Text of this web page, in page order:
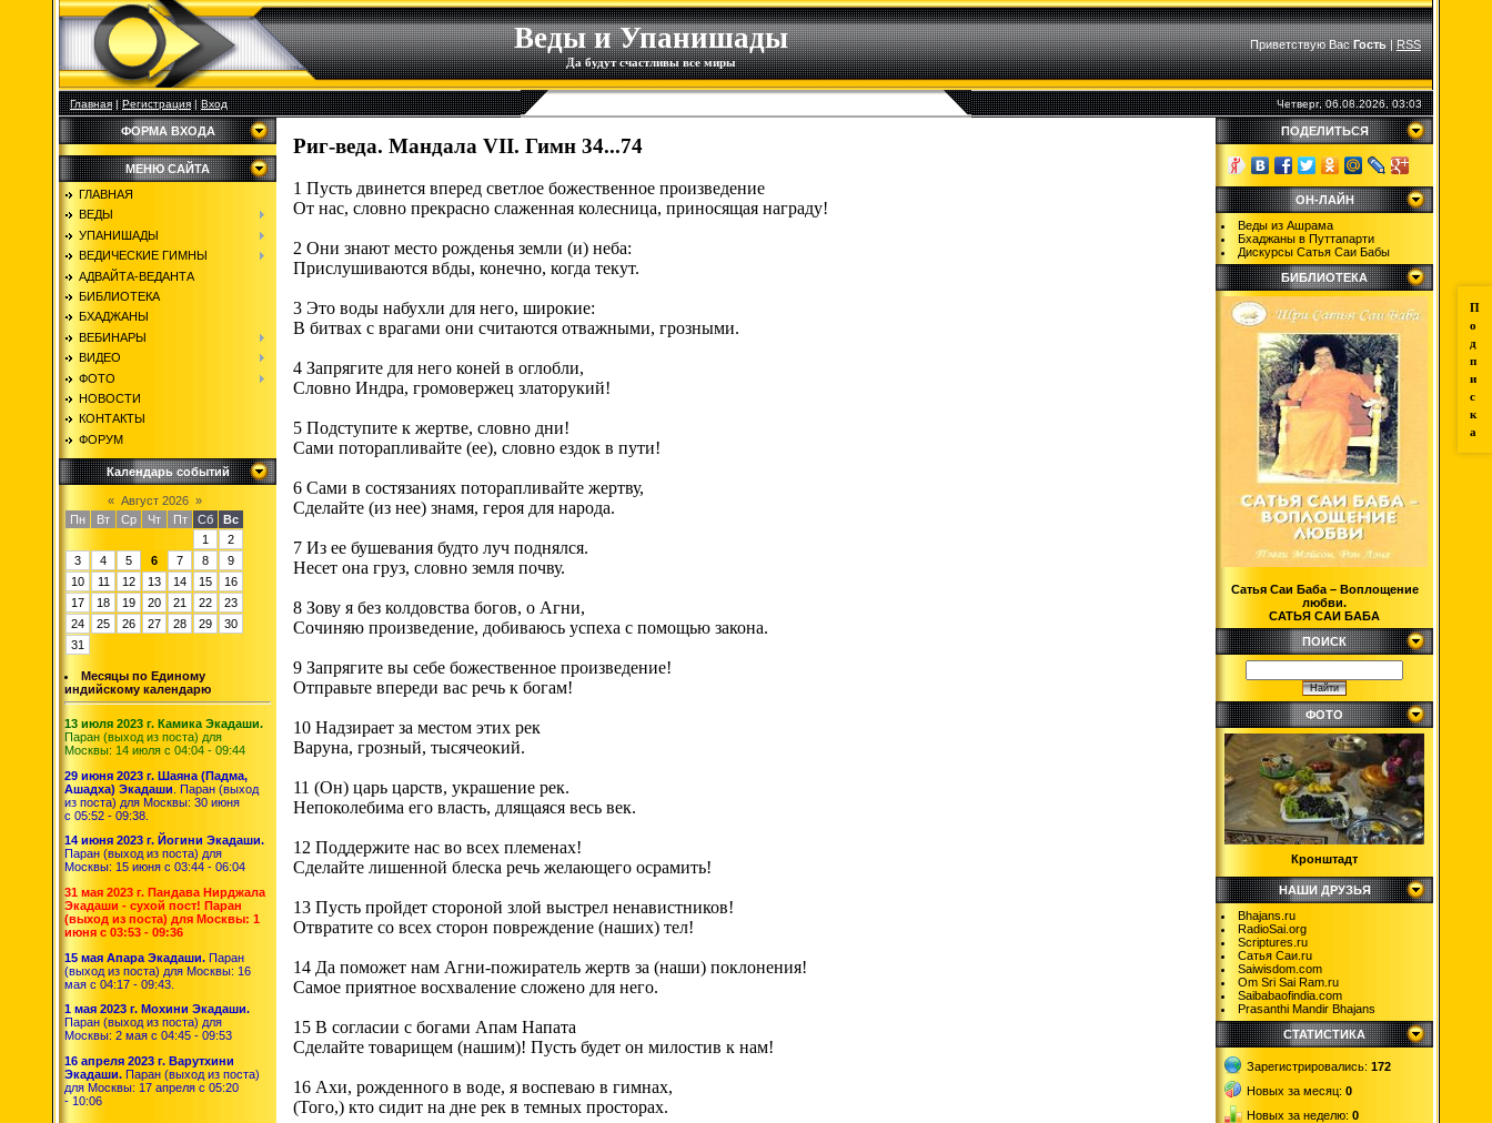
Веды и Упанишады
Да будут счастливы все миры
Приветствую Вас Гость|RSS
Главная|Регистрация|Вход Четверг, 06.08.2026, 03:03
П
о
д
п
и
с
к
а
ФОРМА ВХОДА
МЕНЮ САЙТА
ГЛАВНАЯ
ВЕДЫ
УПАНИШАДЫ
ВЕДИЧЕСКИЕ ГИМНЫ
АДВАЙТА-ВЕДАНТА
БИБЛИОТЕКА
БХАДЖАНЫ
ВЕБИНАРЫ
ВИДЕО
ФОТО
НОВОСТИ
КОНТАКТЫ
ФОРУМ
Календарь событий
« Август 2026 »
Пн
Вт Ср Чт Пт Сб
Вс
1
2
3
4 5 6 7 8
9
10
11 12 13 14 15
16
17
18 19 20 21 22
23
24
25 26 27 28 29
30
31
Месяцы по Единому
индийскому календарю
13 июля 2023 г. Камика Экадаши.
Паран (выход из поста) для
Москвы: 14 июля с 04:04 - 09:44
29 июня 2023 г. Шаяна (Падма,
Ашадха) Экадаши . Паран (выход
из поста) для Москвы: 30 июня
с 05:52 - 09:38.
14 июня 2023 г. Йогини Экадаши.
Паран (выход из поста) для
Москвы: 15 июня с 03:44 - 06:04
31 мая 2023 г. Пандава Нирджала
Экадаши - сухой пост! Паран
(выход из поста) для Москвы: 1
июня с 03:53 - 09:36
15 мая Апара Экадаши. Паран
(выход из поста) для Москвы: 16
мая с 04:17 - 09:43.
1 мая 2023 г. Мохини Экадаши.
Паран (выход из поста) для
Москвы: 2 мая с 04:45 - 09:53
16 апреля 2023 г. Варутхини
Экадаши. Паран (выход из поста)
для Москвы: 17 апреля с 05:20
- 10:06
Риг-веда. Мандала VII. Гимн 34...74
1 Пусть двинется вперед светлое божественное произведение
От нас, словно прекрасно слаженная колесница, приносящая награду!
2 Они знают место рожденья земли (и) неба:
Прислушиваются вбды, конечно, когда текут.
3 Это воды набухли для него, широкие:
В битвах с врагами они считаются отважными, грозными.
4 Запрягите для него коней в оглобли,
Словно Индра, громовержец златорукий!
5 Подступите к жертве, словно дни!
Сами поторапливайте (ее), словно ездок в пути!
6 Сами в состязаниях поторапливайте жертву,
Сделайте (из нее) знамя, героя для народа.
7 Из ее бушевания будто луч поднялся.
Несет она груз, словно земля почву.
8 Зову я без колдовства богов, о Агни,
Сочиняю произведение, добиваюсь успеха с помощью закона.
9 Запрягите вы себе божественное произведение!
Отправьте впереди вас речь к богам!
10 Надзирает за местом этих рек
Варуна, грозный, тысячеокий.
11 (Он) царь царств, украшение рек.
Непоколебима его власть, длящаяся весь век.
12 Поддержите нас во всех племенах!
Сделайте лишенной блеска речь желающего осрамить!
13 Пусть пройдет стороной злой выстрел ненавистников!
Отвратите со всех сторон повреждение (наших) тел!
14 Да поможет нам Агни-пожиратель жертв за (наши) поклонения!
Самое приятное восхваление сложено для него.
15 В согласии с богами Апам Напата
Сделайте товарищем (нашим)! Пусть будет он милостив к нам!
16 Ахи, рожденного в воде, я воспеваю в гимнах,
(Того,) кто сидит на дне рек в темных просторах.
ПОДЕЛИТЬСЯ
ОН-ЛАЙН
Веды из Ашрама
Бхаджаны в Путтапарти
Дискурсы Сатья Саи Бабы
БИБЛИОТЕКА
Сатья Саи Баба – Воплощение
любви.
САТЬЯ САИ БАБА
ПОИСК
ФОТО
Кронштадт
НАШИ ДРУЗЬЯ
Bhajans.ru
RadioSai.org
Scriptures.ru
Сатья Саи.ru
Saiwisdom.com
Om Sri Sai Ram.ru
Saibabaofindia.com
Prasanthi Mandir Bhajans
СТАТИСТИКА
Зарегистрировались: 172
Новых за месяц: 0
Новых за неделю: 0